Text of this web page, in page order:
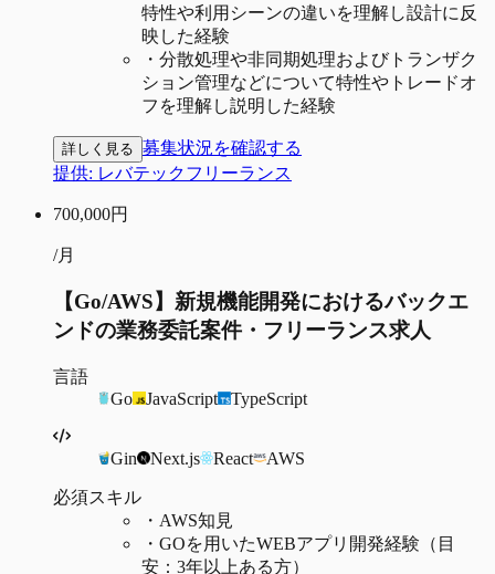
特性や利用シーンの違いを理解し設計に反
映した経験
・ 分散処理や非同期処理およびトランザク
ション管理などについて特性やトレードオ
フを理解し説明した経験
詳しく見る 募集状況を確認する
提供: レバテックフリーランス
700,000円
/月
【Go/AWS】新規機能開発におけるバックエ
ンドの業務委託案件・フリーランス求人
言語
Go
JavaScript TypeScript
Gin Next.js React AWS
必須スキル
・ AWS知見
・ GOを用いたWEBアプリ開発経験（目
安：3年以上ある方）